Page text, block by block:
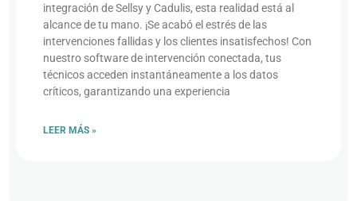
integración de Sellsy y Cadulis, esta realidad está al
alcance de tu mano. ¡Se acabó el estrés de las
intervenciones fallidas y los clientes insatisfechos! Con
nuestro software de intervención conectada, tus
técnicos acceden instantáneamente a los datos
críticos, garantizando una experiencia
LEER MÁS »